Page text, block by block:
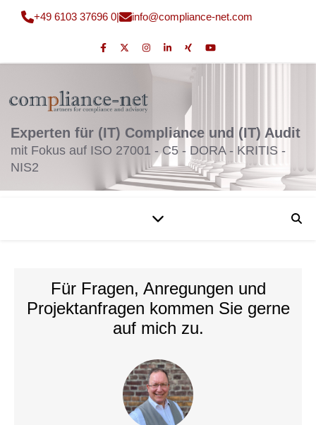
+49 6103 37696 0| moc.t
en-ec
nailp
moc@o
fni
Experten für (IT) Compliance und (IT) Audit
mit Fokus auf ISO 27001 - C5 - DORA - KRITIS -
NIS2
Für Fragen, Anregungen und
Projektanfragen kommen Sie gerne
auf mich zu.